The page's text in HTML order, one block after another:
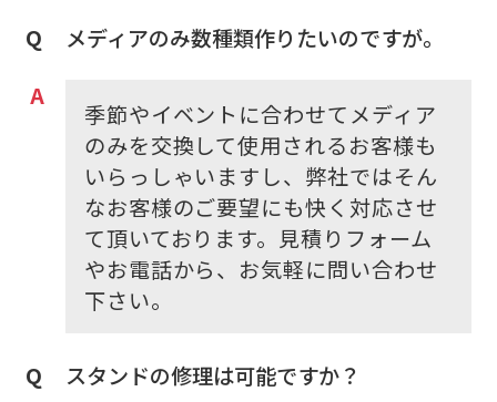
メディアのみ数種類作りたいのですが。
季節やイベントに合わせてメディア
のみを交換して使用されるお客様も
いらっしゃいますし、弊社ではそん
なお客様のご要望にも快く対応させ
て頂いております。見積りフォーム
やお電話から、お気軽に問い合わせ
下さい。
スタンドの修理は可能ですか？